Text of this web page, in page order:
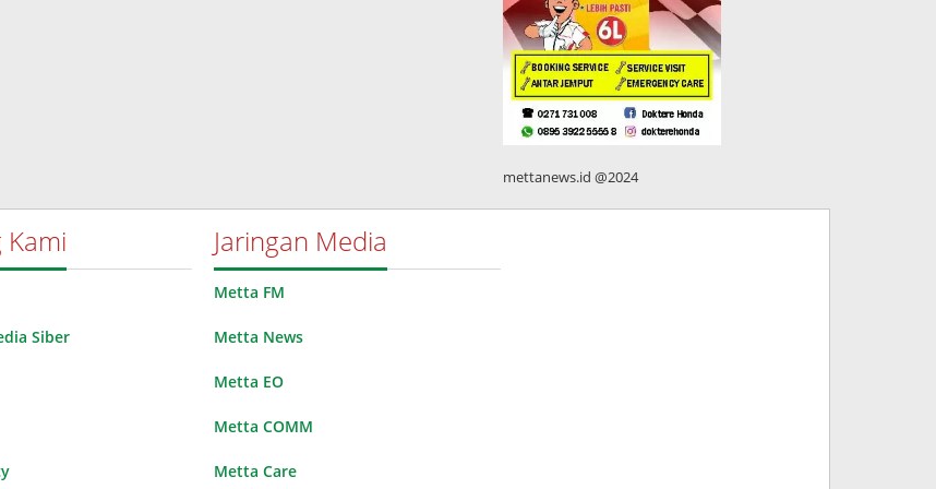
mettanews.id @2024
Siber
Jaringan Media
Metta FM
Metta News
Metta EO
Metta COMM
Metta Care